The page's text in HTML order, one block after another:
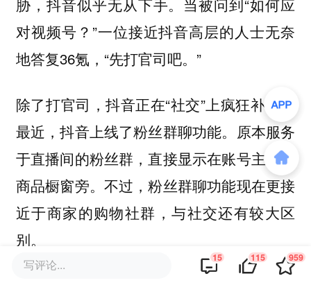
对视频号？”一位接近抖音高层的人士无奈
地答复36氪，“先打官司吧。”
除了打官司，抖音正在“社交”上疯狂补课。
最近，抖音上线了粉丝群聊功能。原本服务
于直播间的粉丝群，直接显示在账号主页的
商品橱窗旁。不过，粉丝群聊功能现在更接
近于商家的购物社群，与社交还有较大区
别。
写评论... 15 115 959